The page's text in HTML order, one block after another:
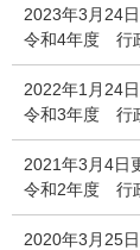
2023年3月24
令和4年度 行
2022年1月24
令和3年度 行
2021年3月4日
令和2年度 行
2020年3月25